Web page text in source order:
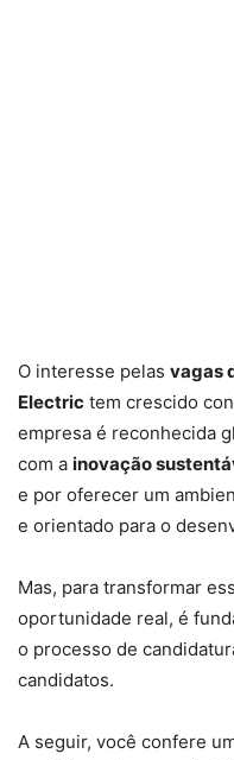
O interesse pelas vagas
Electric tem crescido
empresa é reconhecida
com a inovação
e por oferecer um
e orientado para o
Mas, para transformar
oportunidade real, é
o processo de
candidatos.
A seguir, você confere